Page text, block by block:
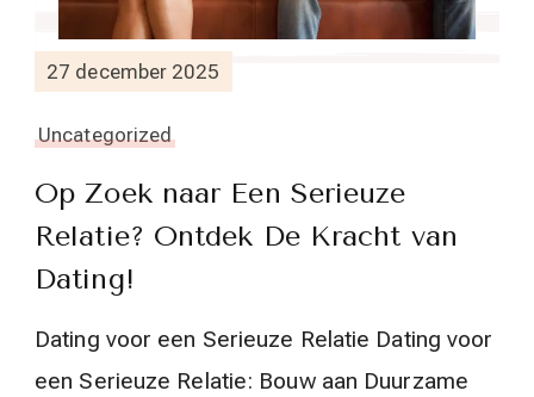
27 december 2025
Uncategorized
Op Zoek naar Een Serieuze
Relatie? Ontdek De Kracht van
Dating!
Dating voor een Serieuze Relatie Dating voor
een Serieuze Relatie: Bouw aan Duurzame